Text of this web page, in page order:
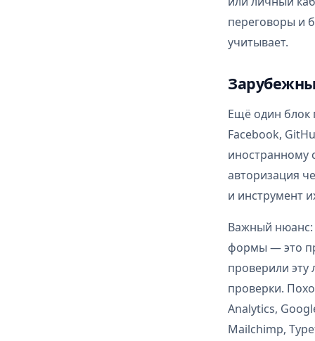
переговоры и
учитывает.
Ещё один блок
Facebook,
иностранному
авторизация
и инструмент
Важный нюанс:
формы — это
проверили эту
проверки.
Analytics,
Mailchimp,